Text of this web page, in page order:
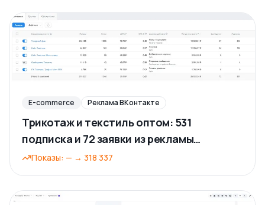
E-commerce Реклама ВКонтакте
Трикотаж и текстиль оптом: 531
подписка и 72 заявки из рекламы
ВКонтакте
Показы: — → 318 337